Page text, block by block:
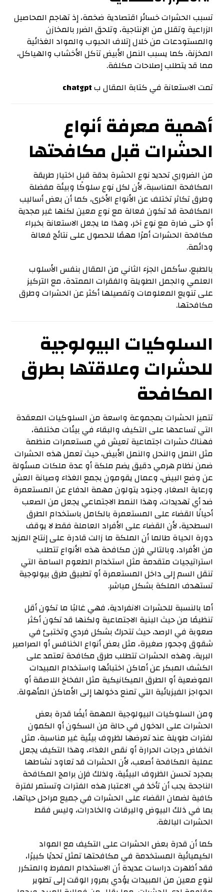
تسبب الحشرات خسائر اقتصادية ضخمة، إذ تهاجم المحاصيل
الزراعية وتقلل من الإنتاجية، وتلحق الضرر بالمخازن
والمستودعات من خلال إتلاف الحبوب والمواد الغذائية
المخزنة، كما يسبب النمل الأبيض تآكل الأخشاب والهياكل،
مما قد يتطلب إصلاحات مكلفة.
تمت الاستعانة في كتابة المقال بchatgpt
أهمية معرفة أنواع
الحشرات قبل مكافحتها
من الضروري تحديد نوع الحشرة بدقة قبل اختيار طريقة
المكافحة المناسبة، لأن لكل نوع سلوكًا وبيئة مفضلة
وطرق تكاثر تختلف عن الأنواع الأخرى، كما أن بعض أساليب
المكافحة قد تكون فعالة مع نوع معين لكنها غير مجدية
أو حتى ضارة مع نوع آخر، وهذا ما يجعل الاستعانة بخبراء
مكافحة الحشرات أمرًا مهمًا للحصول على نتائج فعالة
ودائمة.
بالطبع، سأكمل الجزء الثاني من المقال بنفس الأسلوب
العلمي والجمل الطويلة والفقرات الممتدة، مع التركيز
على تنويع المعلومات وتفصيلها أكثر عن الحشرات وطرق
مكافحتها.
السلوكيات البيولوجية
للحشرات وعلاقتها بطرق
المكافحة
تتميز الحشرات بمجموعة واسعة من السلوكيات المعقدة
التي تساعدها على التكيف والبقاء في بيئات مختلفة،
فهناك حشرات اجتماعية تعيش في مستعمرات منظمة
مثل النمل والنحل والنمل الأبيض، حيث تعمل هذه الحشرات
ضمن نظام هرمي دقيق يضم ملكة أو عدة ملكات مسئولة
عن وضع البيض، وعمال يقومون بجمع الغذاء وصيانة العش
ورعاية الصغار، وجنود يتولون مهمة الدفاع عن المستعمرة
ضد أي تهديدات، وهذا النمط الاجتماعي يجعل من الصعب
أحيانًا القضاء على المستعمرة بالكامل باستخدام الطرق
السطحية، لأن القضاء على الأفراد العاملة فقط لا يوقف
دورة الحياة طالما أن الملكة ما زالت قادرة على إنتاج المزيد
من الأفراد، وبالتالي فإن مكافحة هذه الأنواع تتطلب
استراتيجيات متقدمة مثل استخدام الطعوم السامة التي
تنقل السم إلى داخل المستعمرة أو تطبيق طرق بيولوجية
تستهدف الملكة بشكل مباشر.
أما بالنسبة للحشرات الانفرادية، فهي غالبًا ما تكون أقل
تنظيمًا من حيث البنية الاجتماعية ولكنها قد تكون أكثر
صعوبة في الرصد، حيث تتحرك بشكل فردي وتختبئ في
شقوق وجحور صغيرة، مثل بعض أنواع الخنافس أو الصراصير
البرية، وهذه الحشرات تتطلب طرق مكافحة تعتمد على
الكشف المبكر عن أماكن اختبائها واستخدام المبيدات
الموضعية أو الطرق الميكانيكية مثل الفخاخ اللاصقة أو
الحواجز الفيزيائية التي تمنع دخولها إلى الأماكن المأهولة.
ومن السلوكيات البيولوجية المهمة أيضًا قدرة بعض
الحشرات على الدخول في حالة من السكون أو الكمون
لفترات طويلة عند تعرضها لظروف بيئية غير مناسبة، مثل
انخفاض درجات الحرارة أو نقص الغذاء، وهذا التكيف يجعل
عملية المكافحة أصعب، لأن الحشرات قد تعاود نشاطها
بمجرد تحسن الظروف البيئية، ولذلك فإن برامج المكافحة
الناجحة يجب أن تأخذ في الاعتبار هذه الفترات وتستمر لفترة
كافية لضمان القضاء على الحشرات في جميع مراحل حياتها،
بما في ذلك البيوض واليرقات والخادرات، وليس فقط
الحشرات البالغة.
كما أن قدرة بعض الحشرات على التكيف مع المواد
الكيميائية المستخدمة في مكافحتها تمثل تحديًا كبيرًا،
فقد أظهرت دراسات عديدة أن الاستخدام المفرط والمتكرر
لنوع معين من المبيدات يؤدي بمرور الوقت إلى تطوير